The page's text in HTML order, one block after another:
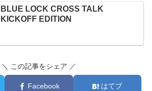
BLUE LOCK CROSS TALK
KICKOFF EDITION
＼ この記事をシェア ／
Facebook はてブ